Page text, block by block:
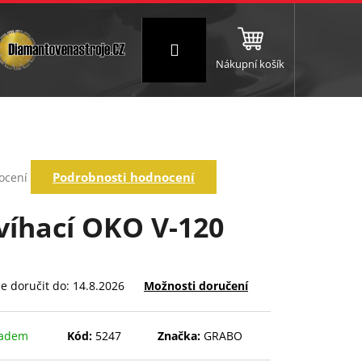
Brusné a leštící válce
Přihlášení
Nákupní košík
Podrobnosti hodnocení
OKO V-120
doručit do: 14.8.2026 Možnosti doručení
Kód: 5247 Značka: GRABO